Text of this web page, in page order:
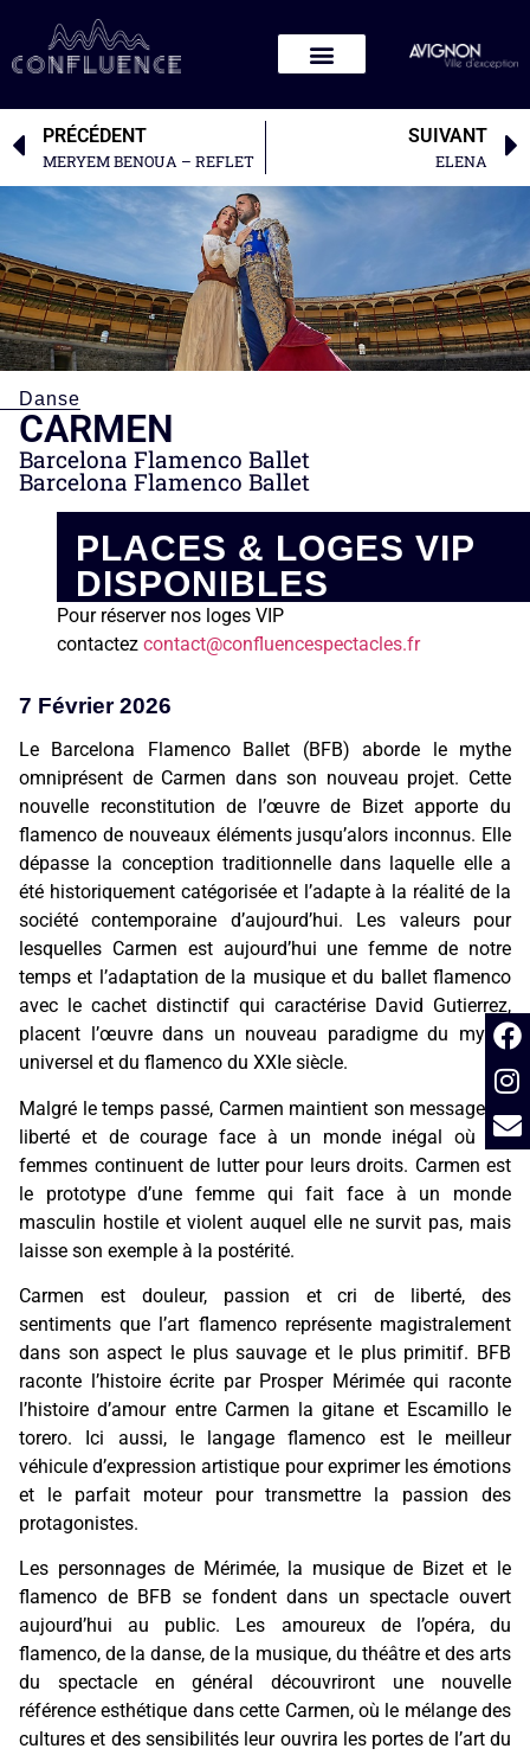
PRÉCÉDENT
MERYEM BENOUA – REFLET
SUIVANT
ELENA
Danse
CARMEN
Barcelona Flamenco Ballet
Barcelona Flamenco Ballet
PLACES & LOGES VIP
DISPONIBLES
Pour réserver nos loges VIP
contactez contact@confluencespectacles.fr
7 Février 2026
Le Barcelona Flamenco Ballet (BFB) aborde le mythe
omniprésent de Carmen dans son nouveau projet. Cette
nouvelle reconstitution de l’œuvre de Bizet apporte du
flamenco de nouveaux éléments jusqu’alors inconnus. Elle
dépasse la conception traditionnelle dans laquelle elle a
été historiquement catégorisée et l’adapte à la réalité de la
société contemporaine d’aujourd’hui. Les valeurs pour
lesquelles Carmen est aujourd’hui une femme de notre
temps et l’adaptation de la musique et du ballet flamenco
avec le cachet distinctif qui caractérise David Gutierrez,
placent l’œuvre dans un nouveau paradigme du mythe
universel et du flamenco du XXIe siècle.
Malgré le temps passé, Carmen maintient son message de
liberté et de courage face à un monde inégal où les
femmes continuent de lutter pour leurs droits. Carmen est
le prototype d’une femme qui fait face à un monde
masculin hostile et violent auquel elle ne survit pas, mais
laisse son exemple à la postérité.
Carmen est douleur, passion et cri de liberté, des
sentiments que l’art flamenco représente magistralement
dans son aspect le plus sauvage et le plus primitif. BFB
raconte l’histoire écrite par Prosper Mérimée qui raconte
l’histoire d’amour entre Carmen la gitane et Escamillo le
torero. Ici aussi, le langage flamenco est le meilleur
véhicule d’expression artistique pour exprimer les émotions
et le parfait moteur pour transmettre la passion des
protagonistes.
Les personnages de Mérimée, la musique de Bizet et le
flamenco de BFB se fondent dans un spectacle ouvert
aujourd’hui au public. Les amoureux de l’opéra, du
flamenco, de la danse, de la musique, du théâtre et des arts
du spectacle en général découvriront une nouvelle
référence esthétique dans cette Carmen, où le mélange des
cultures et des sensibilités leur ouvrira les portes de l’art du